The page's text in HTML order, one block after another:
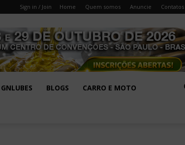
Sign in / Join Home Quem somos Anuncie Contatos
GNLUBES BLOGS CARRO E MOTO